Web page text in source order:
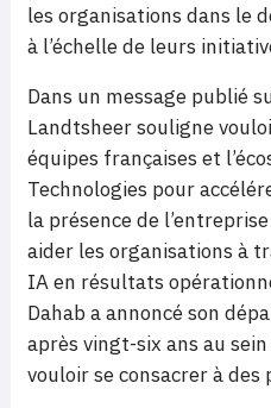
les organisations dans le
à l’échelle de leurs
Dans un message publié
Landtsheer souligne
équipes françaises et
Technologies pour
la présence de
aider les organisations à
IA en résultats
Dahab a annoncé son
après vingt-six ans au
vouloir se consacrer à